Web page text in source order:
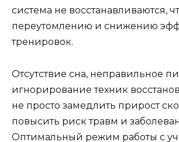
система не восстанавливаются,
переутомлению и снижению
тренировок.
Отсутствие сна, неправильное
игнорирование техник
не просто замедлить прирост
повысить риск травм и
Оптимальный режим работы с